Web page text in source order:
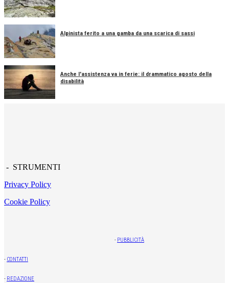
Alpinista ferito a una gamba da una scarica di sassi
Anche l'assistenza va in ferie: il drammatico agosto della
disabilità
- STRUMENTI
Privacy Policy
Cookie Policy
- PUBBLICITÀ
- CONTATTI
- REDAZIONE